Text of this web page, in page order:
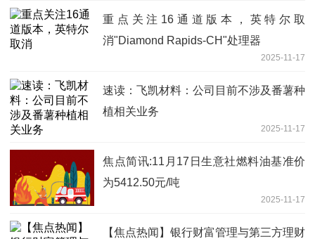
重点关注16通道版本，英特尔取
消"Diamond Rapids-CH"处理器
2025-11-17
速读：飞凯材料：公司目前不涉及番薯种
植相关业务
2025-11-17
焦点简讯:11月17日生意社燃料油基准价
为5412.50元/吨
2025-11-17
【焦点热闻】银行财富管理与第三方理财